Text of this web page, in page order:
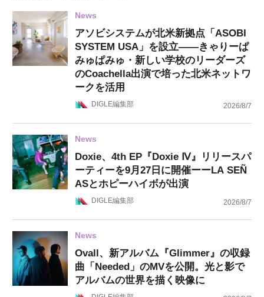
News
アソビシステムが北米新拠点「ASOBI
SYSTEM USA」を設立——きゃりーぱ
みゅぱみゅ・新しい学校のリーダーズ
のCoachella出演で培った北米ネットワ
ークを活用
DIGLE編集部 2026/8/7
News
Doxie、4th EP『Doxie Ⅳ』リリースパ
ーティーを9月27日に開催ーーLA SEÑ
ASとホピーハイボが出演
DIGLE編集部 2026/8/7
News
Ovall、新アルバム『Glimmer』の収録
曲「Needed」のMVを公開。光と影で
アルバムの世界を描く映像に